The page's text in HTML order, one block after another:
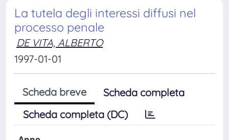
La tutela degli interessi diffusi nel
processo penale
DE VITA, ALBERTO
1997-01-01
Scheda breve
Scheda completa
Scheda completa (DC)